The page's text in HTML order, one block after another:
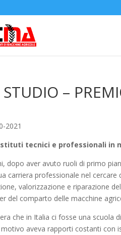
STUDIO –
2021
tecnici e professionali in
dopo aver avuto ruoli di primo
carriera professionale nel
valorizzazione e riparazione
del comparto delle macchine
che in Italia ci fosse una scuola
motivo aveva rapporti costanti